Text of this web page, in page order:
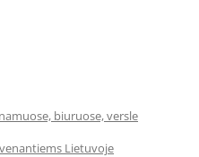
biuruose, versle
Lietuvoje